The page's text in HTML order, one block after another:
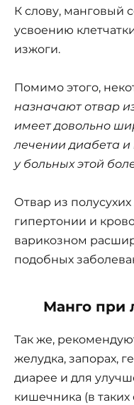
К слову, манговый
усвоению
изжоги.
Помимо этого,
назначают отвар
имеет довольно
лечении диабета и
у больных этой
Отвар из
гипертонии и
варикозном
подобных
Манго при
Так же,
желудка, запорах,
диарее и для
кишечника (в таких